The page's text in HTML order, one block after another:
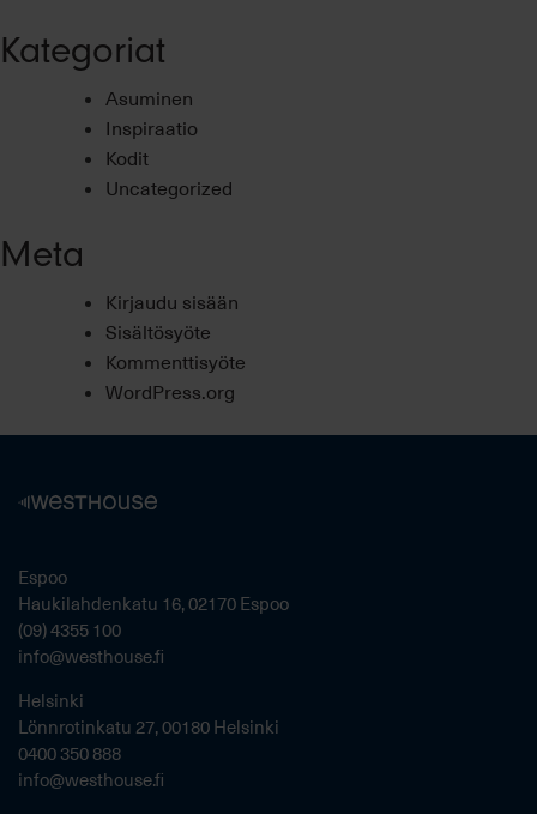
Kategoriat
Asuminen
Inspiraatio
Kodit
Uncategorized
Meta
Kirjaudu sisään
Sisältösyöte
Kommenttisyöte
WordPress.org
Espoo
Haukilahdenkatu 16, 02170 Espoo
(09) 4355 100
info@westhouse.fi
Helsinki
Lönnrotinkatu 27, 00180 Helsinki
0400 350 888
info@westhouse.fi